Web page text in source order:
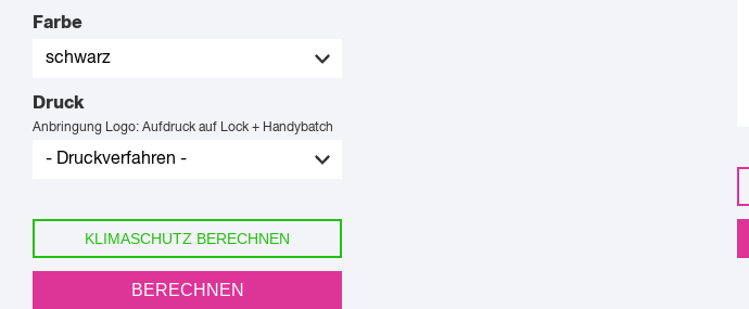
Farbe
Druck
Anbringung Logo: Aufdruck auf Lock + Handybatch
KLIMASCHUTZ BERECHNEN
BERECHNEN